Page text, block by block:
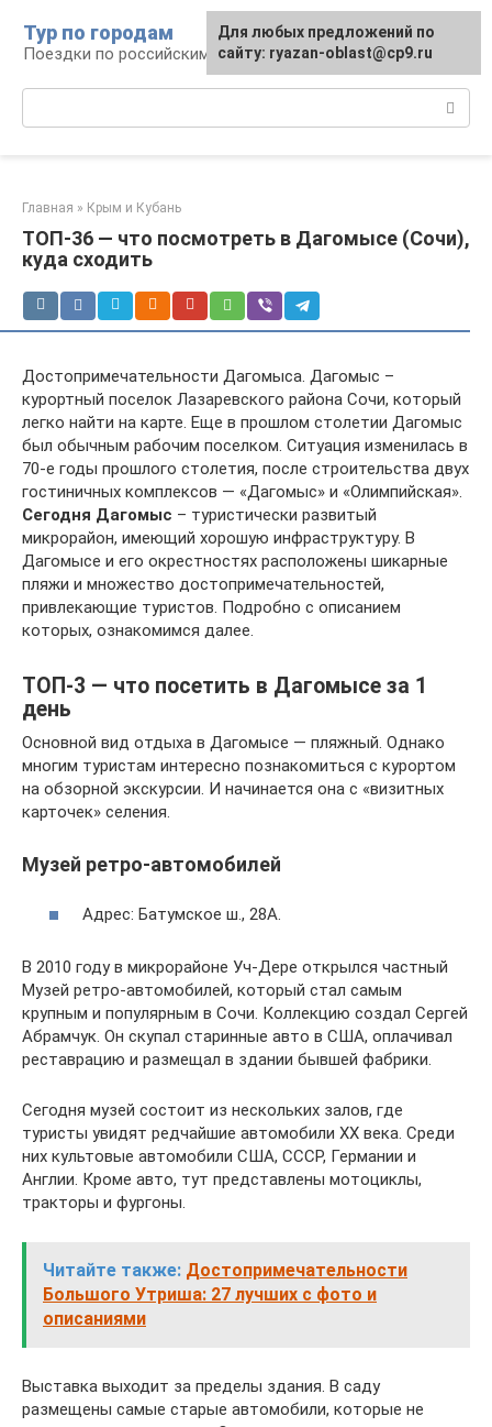
контенту
Тур по городам
Поездки по российским городам
Главная » Крым и Кубань
ТОП-36 — что посмотреть в Дагомысе (Сочи),
куда сходить
Достопримечательности Дагомыса. Дагомыс –
курортный поселок Лазаревского района Сочи, который
легко найти на карте. Еще в прошлом столетии Дагомыс
был обычным рабочим поселком. Ситуация изменилась в
70-е годы прошлого столетия, после строительства двух
гостиничных комплексов — «Дагомыс» и «Олимпийская».
Сегодня Дагомыс – туристически развитый
микрорайон, имеющий хорошую инфраструктуру. В
Дагомысе и его окрестностях расположены шикарные
пляжи и множество достопримечательностей,
привлекающие туристов. Подробно с описанием
которых, ознакомимся далее.
ТОП-3 — что посетить в Дагомысе за 1
день
Основной вид отдыха в Дагомысе — пляжный. Однако
многим туристам интересно познакомиться с курортом
на обзорной экскурсии. И начинается она с «визитных
карточек» селения.
Музей ретро-автомобилей
Адрес: Батумское ш., 28А.
В 2010 году в микрорайоне Уч-Дере открылся частный
Музей ретро-автомобилей, который стал самым
крупным и популярным в Сочи. Коллекцию создал Сергей
Абрамчук. Он скупал старинные авто в США, оплачивал
реставрацию и размещал в здании бывшей фабрики.
Сегодня музей состоит из нескольких залов, где
туристы увидят редчайшие автомобили XX века. Среди
них культовые автомобили США, СССР, Германии и
Англии. Кроме авто, тут представлены мотоциклы,
тракторы и фургоны.
Читайте также: Достопримечательности
Большого Утриша: 27 лучших с фото и
описаниями
Выставка выходит за пределы здания. В саду
размещены самые старые автомобили, которые не
Для любых предложений по
сайту: ryazan-oblast@cp9.ru